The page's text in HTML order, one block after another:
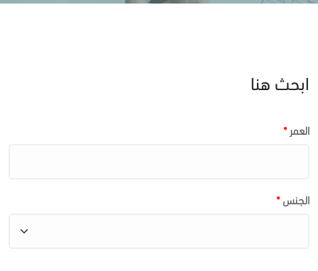
ابحث هنا
العمر*
الجنس*